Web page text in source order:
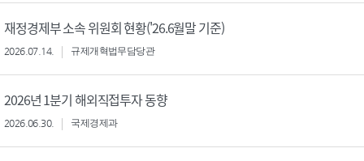
재정경제부 소속 위원회 현황('26.6월말 기준)
2026.07.14. 규제개혁법무담당관
2026년 1분기 해외직접투자 동향
2026.06.30. 국제경제과